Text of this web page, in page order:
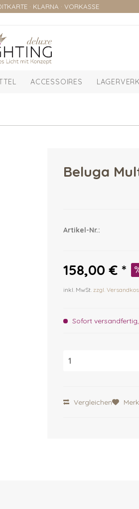
· KLARNA · VORKASSE
ACCESSOIRES
Beluga
Artikel-Nr.:
158,00 € *
inkl. MwSt. zzgl.
Sofort
Vergleichen